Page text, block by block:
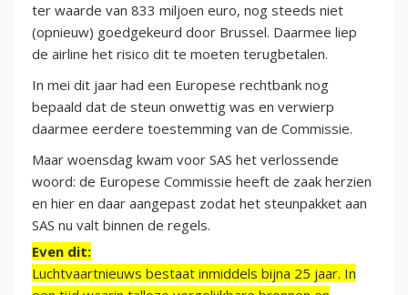
ter waarde van 833 miljoen euro, nog steeds niet
(opnieuw) goedgekeurd door Brussel. Daarmee liep
de airline het risico dit te moeten terugbetalen.
In mei dit jaar had een Europese rechtbank nog
bepaald dat de steun onwettig was en verwierp
daarmee eerdere toestemming van de Commissie.
Maar woensdag kwam voor SAS het verlossende
woord: de Europese Commissie heeft de zaak herzien
en hier en daar aangepast zodat het steunpakket aan
SAS nu valt binnen de regels.
Even dit:
Luchtvaartnieuws bestaat inmiddels bijna 25 jaar. In